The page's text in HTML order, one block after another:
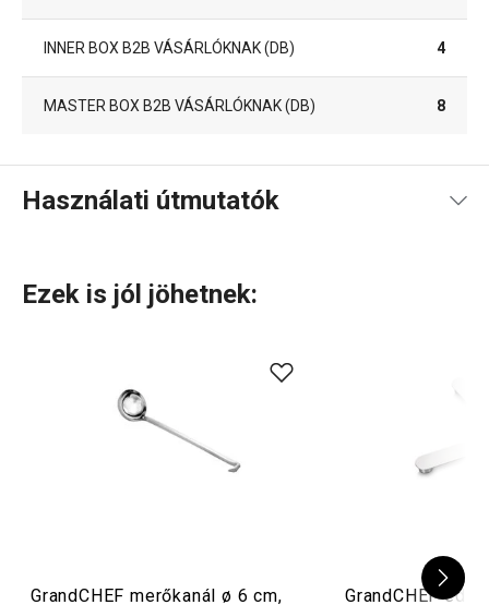
INNER BOX B2B VÁSÁRLÓKNAK (DB) 4
MASTER BOX B2B VÁSÁRLÓKNAK (DB) 8
Használati útmutatók
Használati útmutató és biztonsági információk
Ezek is jól jöhetnek:
GrandCHEF merőkanál ø 6 cm,
GrandCHEF